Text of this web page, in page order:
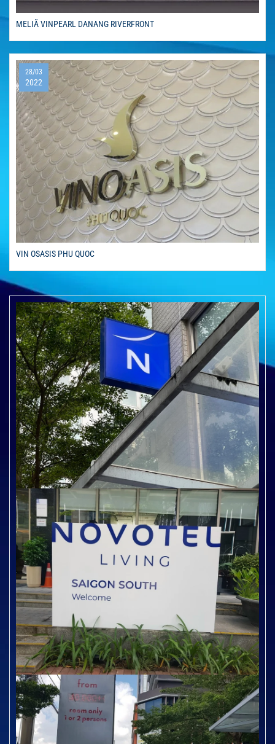
MELIÃ VINPEARL DANANG RIVERFRONT
VIN OSASIS PHU QUOC
28/03
2022